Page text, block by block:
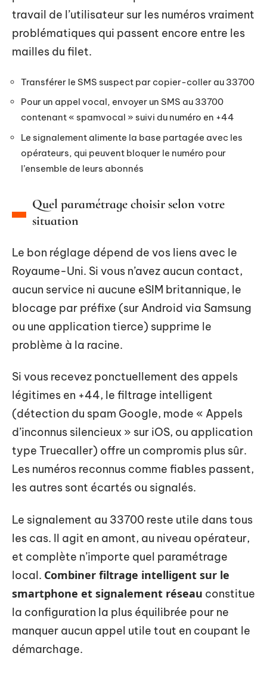
travail de l’utilisateur sur les numéros vraiment
problématiques qui passent encore entre les
mailles du filet.
Transférer le SMS suspect par copier-coller au 33700
Pour un appel vocal, envoyer un SMS au 33700
contenant « spamvocal » suivi du numéro en +44
Le signalement alimente la base partagée avec les
opérateurs, qui peuvent bloquer le numéro pour
l’ensemble de leurs abonnés
Quel paramétrage choisir selon votre
situation
Le bon réglage dépend de vos liens avec le
Royaume-Uni. Si vous n’avez aucun contact,
aucun service ni aucune eSIM britannique, le
blocage par préfixe (sur Android via Samsung
ou une application tierce) supprime le
problème à la racine.
Si vous recevez ponctuellement des appels
légitimes en +44, le filtrage intelligent
(détection du spam Google, mode « Appels
d’inconnus silencieux » sur iOS, ou application
type Truecaller) offre un compromis plus sûr.
Les numéros reconnus comme fiables passent,
les autres sont écartés ou signalés.
Le signalement au 33700 reste utile dans tous
les cas. Il agit en amont, au niveau opérateur,
et complète n’importe quel paramétrage
local. Combiner filtrage intelligent sur le
smartphone et signalement réseau constitue
la configuration la plus équilibrée pour ne
manquer aucun appel utile tout en coupant le
démarchage.